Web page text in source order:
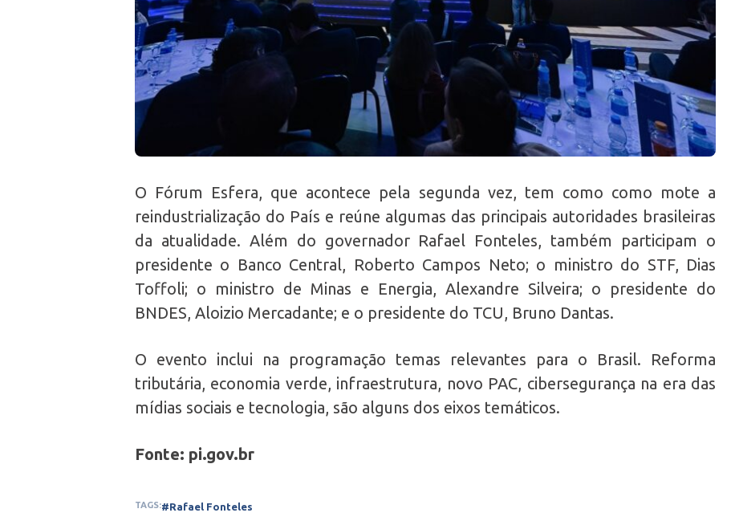
O Fórum Esfera, que acontece pela segunda vez, tem como como mote a
reindustrialização do País e reúne algumas das principais autoridades brasileiras
da atualidade. Além do governador Rafael Fonteles, também participam o
presidente o Banco Central, Roberto Campos Neto; o ministro do STF, Dias
Toffoli; o ministro de Minas e Energia, Alexandre Silveira; o presidente do
BNDES, Aloizio Mercadante; e o presidente do TCU, Bruno Dantas.
O evento inclui na programação temas relevantes para o Brasil. Reforma
tributária, economia verde, infraestrutura, novo PAC, cibersegurança na era das
mídias sociais e tecnologia, são alguns dos eixos temáticos.
Fonte: pi.gov.br
TAGS:#Rafael Fonteles